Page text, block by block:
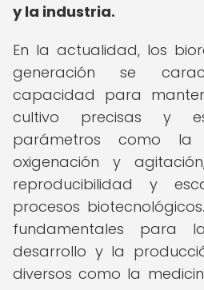
y la industria.
En la actualidad, los
generación se
capacidad para
cultivo precisas y
parámetros como la
oxigenación y
reproducibilidad y
procesos
fundamentales para
desarrollo y la
diversos como la